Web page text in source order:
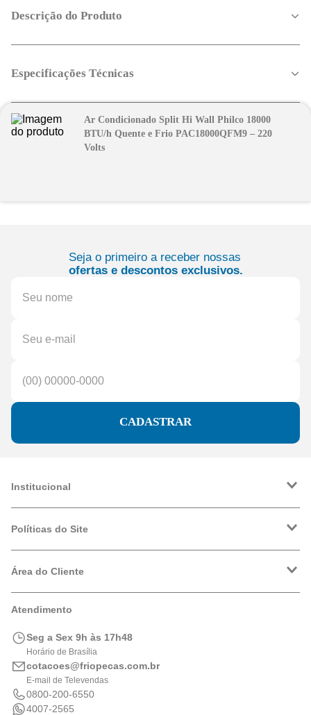
Descrição do Produto
Especificações Técnicas
Ar Condicionado Split Hi Wall Philco 18000
BTU/h Quente e Frio PAC18000QFM9 – 220
Volts
Seja o primeiro a receber nossas
ofertas e descontos exclusivos.
CADASTRAR
Institucional
Trabalhe Conosco
Políticas do Site
Política de Privacidade
Logística
Área do Cliente
Meus Pedidos
Portal de Boletos
Atendimento
Seg a Sex 9h às 17h48
Horário de Brasília
cotacoes@friopecas.com.br
E-mail de Televendas
0800-200-6550
4007-2565